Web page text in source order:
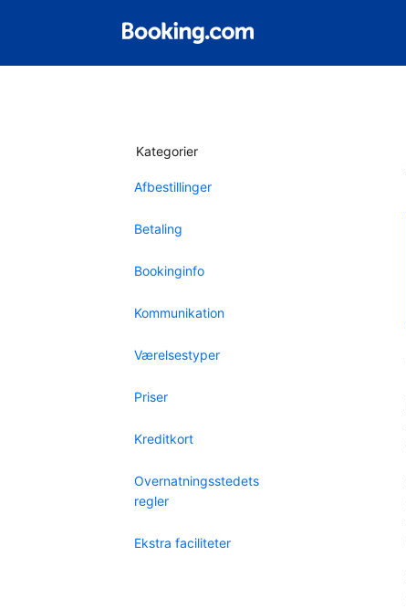
Kategorier
Afbestillinger
Betaling
Bookinginfo
Kommunikation
Værelsestyper
Priser
Kreditkort
Overnatningsstedets
regler
Ekstra faciliteter